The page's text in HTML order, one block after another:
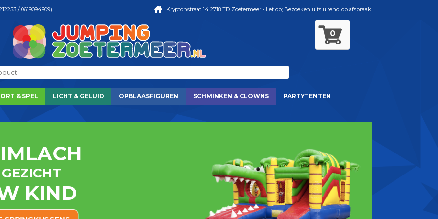
0
/ 0619094909) Kryptonstraat 14 2718 TD Zoetermeer - Let op; Bezoeken uitsluitend op afspraak!
& SPEL LICHT & GELUID OPBLAASFIGUREN SCHMINKEN & CLOWNS PARTYTENTEN
KIND
JONG
IN ONZE
JE KINDEREN